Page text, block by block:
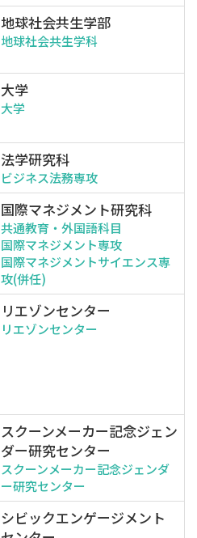
地球社会共生学部
地球社会共生学科
大学
大学
法学研究科
ビジネス法務専攻
国際マネジメント研究科
共通教育・外国語科目
国際マネジメント専攻
国際マネジメントサイエンス専
攻(併任)
リエゾンセンター
リエゾンセンター
スクーンメーカー記念ジェン
ダー研究センター
スクーンメーカー記念ジェンダ
ー研究センター
シビックエンゲージメント